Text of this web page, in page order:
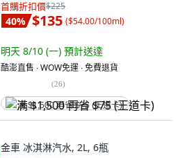
首購折扣價$225
40% $135 ($54.00/100ml)
明天 8/10 (一) 預計送達
酷澎直售 ∙ WOW免運 ∙ 免費退貨
(26)
满 $1,500 再省 $75 (王道卡)
金車 冰淇淋汽水, 2L, 6瓶